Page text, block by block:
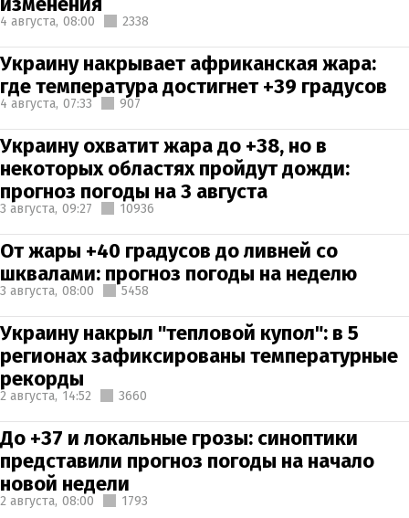
4 августа, 08:00 2338
Украину накрывает африканская жара:
где температура достигнет +39 градусов
4 августа, 07:33 907
Украину охватит жара до +38, но в
некоторых областях пройдут дожди:
прогноз погоды на 3 августа
3 августа, 09:27 10936
От жары +40 градусов до ливней со
шквалами: прогноз погоды на неделю
3 августа, 08:00 5458
Украину накрыл "тепловой купол": в 5
регионах зафиксированы температурные
рекорды
2 августа, 14:52 3660
До +37 и локальные грозы: синоптики
представили прогноз погоды на начало
новой недели
2 августа, 08:00 1793